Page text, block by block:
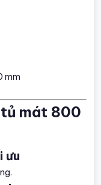
mm
mát 800
ưu